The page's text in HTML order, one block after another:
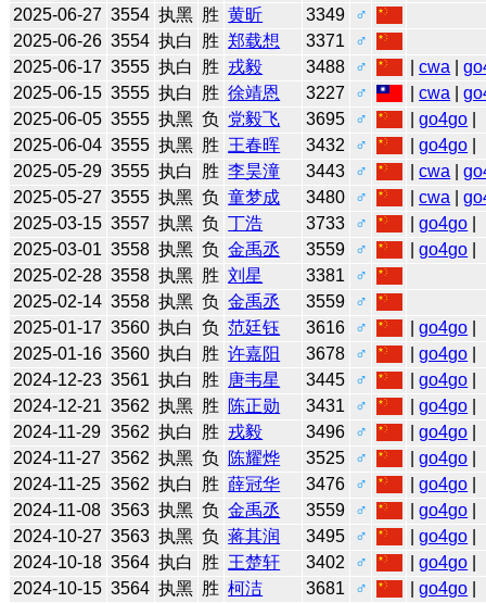
2025-06-27 3554 执黑 胜 黄昕 3349
♂
2025-06-26 3554 执白 胜 郑载想 3371
♂
2025-06-17 3555 执白 胜 戎毅 3488 ♂ |cwa |
2025-06-15 3555 执白 胜 徐靖恩 3227 ♂ |cwa |
2025-06-05 3555 执黑 负 党毅飞 3695 ♂ |go4go
2025-06-04 3555 执黑 胜 王春晖 3432 ♂ |go4go
2025-05-29 3555 执白 胜 李昊潼 3443 ♂ |cwa |
2025-05-27 3555 执黑 负 童梦成 3480 ♂ |cwa |
2025-03-15 3557 执黑 负 丁浩 3733 ♂ |go4go
2025-03-01 3558 执黑 负 金禹丞 3559 ♂ |go4go
2025-02-28 3558 执黑 胜 刘星 3381
♂
2025-02-14 3558 执黑 负 金禹丞 3559
♂
2025-01-17 3560 执白 负 范廷钰 3616 ♂ |go4go
2025-01-16 3560 执白 胜 许嘉阳 3678 ♂ |go4go
2024-12-23 3561 执白 胜 唐韦星 3445 ♂ |go4go
2024-12-21 3562 执黑 胜 陈正勋 3431 ♂ |go4go
2024-11-29 3562 执白 胜 戎毅 3496 ♂ |go4go
2024-11-27 3562 执黑 负 陈耀烨 3525 ♂ |go4go
2024-11-25 3562 执白 胜 薛冠华 3476 ♂ |go4go
2024-11-08 3563 执黑 负 金禹丞 3559 ♂ |go4go
2024-10-27 3563 执黑 负 蒋其润 3495 ♂ |go4go
2024-10-18 3564 执白 胜 王楚轩 3402 ♂ |go4go
2024-10-15 3564 执黑 胜 柯洁 3681 ♂ |go4go